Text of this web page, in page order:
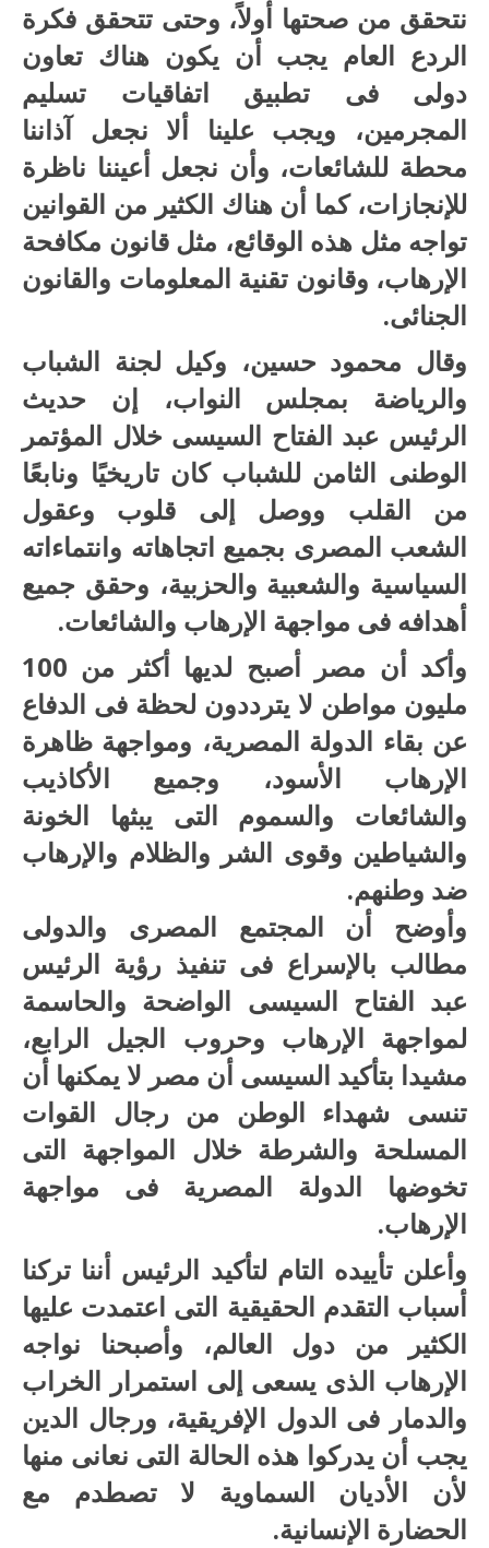
نتحقق من صحتها أولاً، وحتى تتحقق فكرة
الردع العام يجب أن يكون هناك تعاون
دولى فى تطبيق اتفاقيات تسليم
المجرمين، ويجب علينا ألا نجعل آذاننا
محطة للشائعات، وأن نجعل أعيننا ناظرة
للإنجازات، كما أن هناك الكثير من القوانين
تواجه مثل هذه الوقائع، مثل قانون مكافحة
الإرهاب، وقانون تقنية المعلومات والقانون
الجنائى.
وقال محمود حسين، وكيل لجنة الشباب
والرياضة بمجلس النواب، إن حديث
الرئيس عبد الفتاح السيسى خلال المؤتمر
الوطنى الثامن للشباب كان تاريخيًا ونابعًا
من القلب ووصل إلى قلوب وعقول
الشعب المصرى بجميع اتجاهاته وانتماءاته
السياسية والشعبية والحزبية، وحقق جميع
أهدافه فى مواجهة الإرهاب والشائعات.
وأكد أن مصر أصبح لديها أكثر من 100
مليون مواطن لا يترددون لحظة فى الدفاع
عن بقاء الدولة المصرية، ومواجهة ظاهرة
الإرهاب الأسود، وجميع الأكاذيب
والشائعات والسموم التى يبثها الخونة
والشياطين وقوى الشر والظلام والإرهاب
ضد وطنهم.
وأوضح أن المجتمع المصرى والدولى
مطالب بالإسراع فى تنفيذ رؤية الرئيس
عبد الفتاح السيسى الواضحة والحاسمة
لمواجهة الإرهاب وحروب الجيل الرابع،
مشيدا بتأكيد السيسى أن مصر لا يمكنها أن
تنسى شهداء الوطن من رجال القوات
المسلحة والشرطة خلال المواجهة التى
تخوضها الدولة المصرية فى مواجهة
الإرهاب.
وأعلن تأييده التام لتأكيد الرئيس أننا تركنا
أسباب التقدم الحقيقية التى اعتمدت عليها
الكثير من دول العالم، وأصبحنا نواجه
الإرهاب الذى يسعى إلى استمرار الخراب
والدمار فى الدول الإفريقية، ورجال الدين
يجب أن يدركوا هذه الحالة التى نعانى منها
لأن الأديان السماوية لا تصطدم مع
الحضارة الإنسانية.